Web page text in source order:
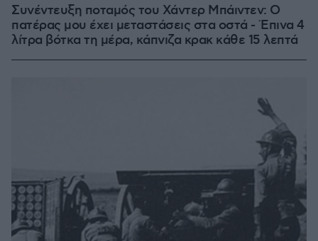
Συνέντευξη ποταμός του Χάντερ Μπάιντεν: Ο
πατέρας μου έχει μεταστάσεις στα οστά - Έπινα 4
λίτρα βότκα τη μέρα, κάπνιζα κρακ κάθε 15 λεπτά